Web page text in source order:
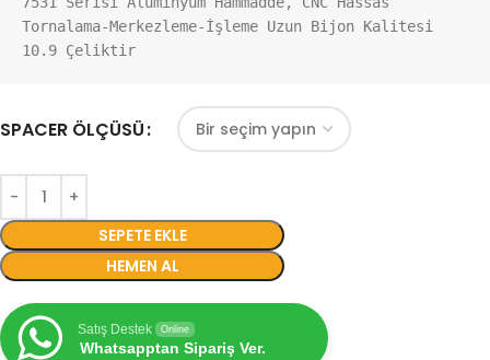
Tornalama-Merkezleme-İşleme Uzun Bijon Kalitesi
10.9 Çeliktir
SPACER ÖLÇÜSÜ
SEPETE EKLE
HEMEN AL
Satış Destek Online
Whatsapptan Sipariş Ver.